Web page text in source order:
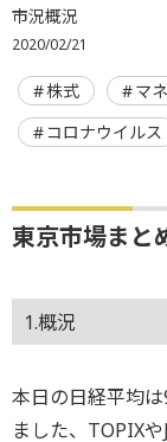
市況概況
2020/02/21
株式 マ
コロナウイルス
東京市場まと
1.概況
本日の日経平均
ました、TOPIX